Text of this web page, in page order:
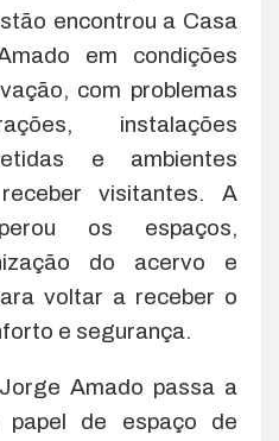
encontrou a Casa
em condições
com problemas
instalações
e ambientes
visitantes. A
os espaços,
do acervo e
voltar a receber o
e segurança.
Amado passa a
papel de espaço de